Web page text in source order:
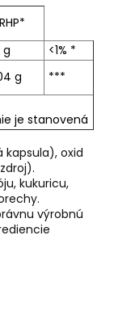
g
<1% *
g
***
je stanovená
kapsula), oxid
kukuricu,
výrobnú